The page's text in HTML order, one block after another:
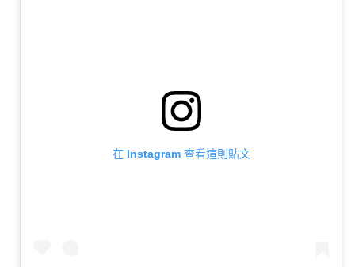
在 Instagram 查看這則貼文